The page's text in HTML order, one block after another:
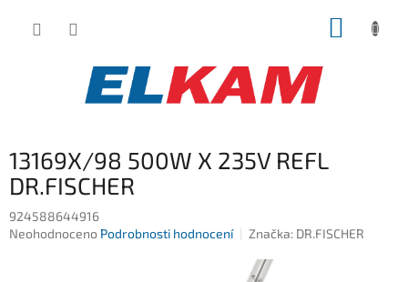
13169X/98 500W X 235V REFL
DR.FISCHER
924588644916
Průměrné
Neohodnoceno Podrobnosti hodnocení Značka: DR.FISCHER